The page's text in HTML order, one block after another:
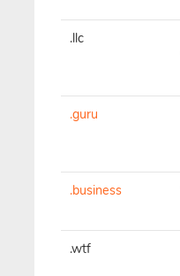
.llc
.guru
.business
.wtf